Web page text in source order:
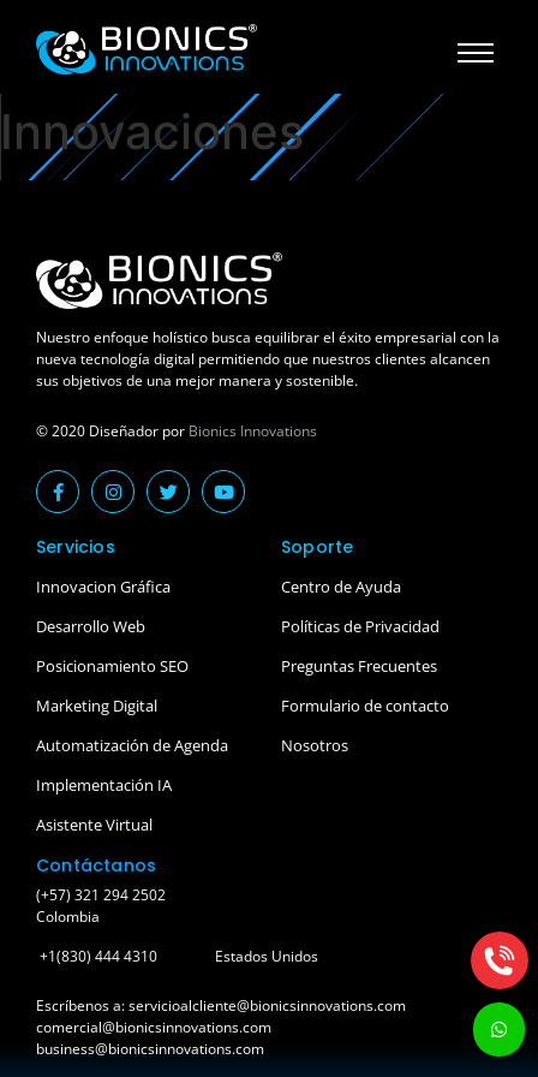
Innovaciones
Nuestro enfoque holístico busca equilibrar el éxito empresarial con la
nueva tecnología digital permitiendo que nuestros clientes alcancen
sus objetivos de una mejor manera y sostenible.
© 2020 Diseñador por Bionics Innovations
Servicios
Innovacion Gráfica
Desarrollo Web
Posicionamiento SEO
Marketing Digital
Automatización de Agenda
Implementación IA
Asistente Virtual
Soporte
Centro de Ayuda
Políticas de Privacidad
Preguntas Frecuentes
Formulario de contacto
Nosotros
Contáctanos
(+57) 321 294 2502
Colombia
+1(830) 444 4310
Estados Unidos
Escríbenos a: servicioalcliente@bionicsinnovations.com
comercial@bionicsinnovations.com
business@bionicsinnovations.com